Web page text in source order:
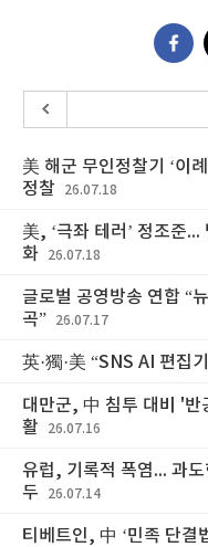
美 해군 무인정찰기 ‘이
정찰
26.07.18
美, ‘극좌 테러’ 정조준
화
26.07.18
글로벌 공영방송 연합 “
곡”
26.07.17
英·獨·美 “SNS AI 편집
대만군, 中 침투 대비 '반
활
26.07.16
유럽, 기록적 폭염... 과
두
26.07.14
티베트인, 中 ‘민족 단결